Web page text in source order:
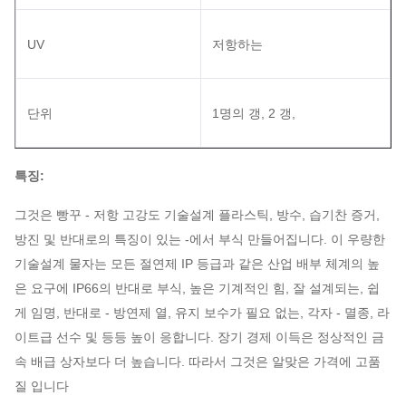
UV 저항하는
단위 1명의 갱, 2 갱,
특징:
그것은 빵꾸 - 저항 고강도 기술설계 플라스틱, 방수, 습기찬 증거,
방진 및 반대로의 특징이 있는 -에서 부식 만들어집니다. 이 우량한
기술설계 물자는 모든 절연제 IP 등급과 같은 산업 배부 체계의 높
은 요구에 IP66의 반대로 부식, 높은 기계적인 힘, 잘 설계되는, 쉽
게 임명, 반대로 - 방연제 열, 유지 보수가 필요 없는, 각자 - 멸종, 라
이트급 선수 및 등등 높이 응합니다. 장기 경제 이득은 정상적인 금
속 배급 상자보다 더 높습니다. 따라서 그것은 알맞은 가격에 고품
질 입니다